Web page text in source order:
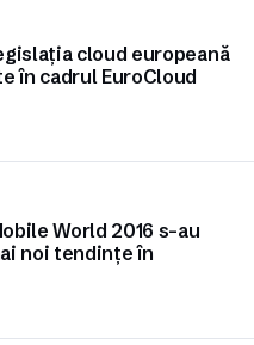
cloud europeană
în cadrul EuroCloud
World 2016 s-au
noi tendințe în